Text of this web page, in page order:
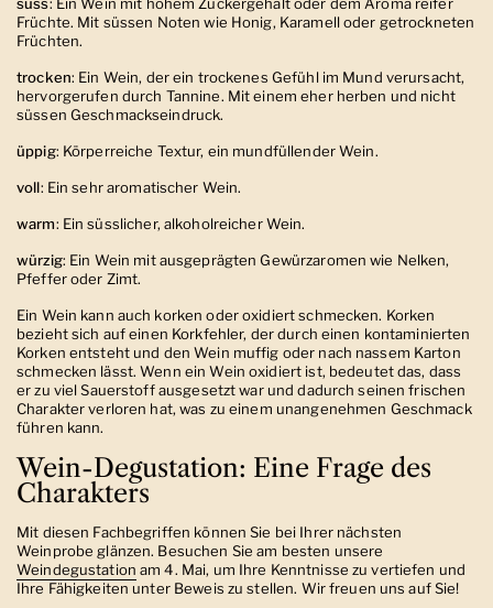
Früchte. Mit süssen Noten wie Honig, Karamell oder getrockneten
Früchten.
trocken: Ein Wein, der ein trockenes Gefühl im Mund verursacht,
hervorgerufen durch Tannine. Mit einem eher herben und nicht
süssen Geschmackseindruck.
üppig: Körperreiche Textur, ein mundfüllender Wein.
voll: Ein sehr aromatischer Wein.
warm: Ein süsslicher, alkoholreicher Wein.
würzig: Ein Wein mit ausgeprägten Gewürzaromen wie Nelken,
Pfeffer oder Zimt.
Ein Wein kann auch korken oder oxidiert schmecken. Korken
bezieht sich auf einen Korkfehler, der durch einen kontaminierten
Korken entsteht und den Wein muffig oder nach nassem Karton
schmecken lässt. Wenn ein Wein oxidiert ist, bedeutet das, dass
er zu viel Sauerstoff ausgesetzt war und dadurch seinen frischen
Charakter verloren hat, was zu einem unangenehmen Geschmack
führen kann.
Wein-Degustation: Eine Frage des
Charakters
Mit diesen Fachbegriffen können Sie bei Ihrer nächsten
Weinprobe glänzen. Besuchen Sie am besten unsere
Weindegustation am 4. Mai, um Ihre Kenntnisse zu vertiefen und
Ihre Fähigkeiten unter Beweis zu stellen. Wir freuen uns auf Sie!